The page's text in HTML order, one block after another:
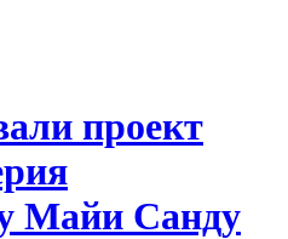
проект
Майи Санду